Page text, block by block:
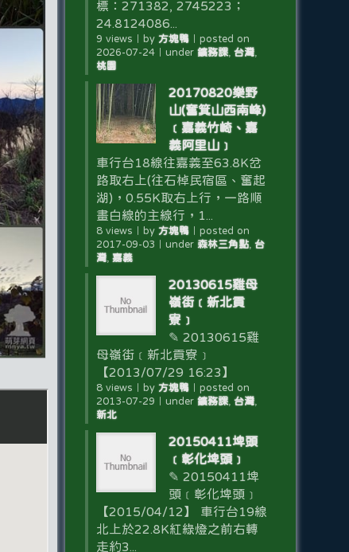
標：271382, 2745223；
24.8124086...
9 views by 方塊鴨｜ posted on
2026-07-24｜ under 鑛務課, 台灣,
桃園
20170820樂野
山(奮箕山西南峰)
﹝嘉義竹崎、嘉
義阿里山﹞
車行台18線往嘉義至63.8K岔
路取右上(往石棹民宿區、奮起
湖)，0.55K取右上行，一路順
畫白線的主線行，1...
8 views by 方塊鴨｜ posted on
2017-09-03
under 森林三角點, 台
灣, 嘉義
20130615雞母
嶺街﹝新北貢
寮﹞
✎ 20130615雞
母嶺街﹝新北貢寮﹞
【2013/07/29 16:23】
8 views by 方塊鴨｜ posted on
2013-07-29
under 鑛務課, 台灣,
新北
20150411埤頭
﹝彰化埤頭﹞
✎ 20150411埤
頭﹝彰化埤頭﹞
【2015/04/12】 車行台19線
北上於22.8K紅綠燈之前右轉
走約3...